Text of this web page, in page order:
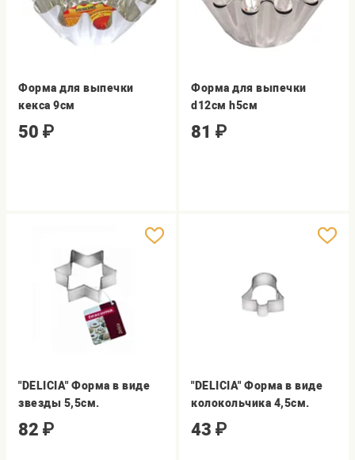
Форма для выпечки
кекса 9см
50 ₽
Форма для выпечки
d12см h5см
81 ₽
"DELICIA" Форма в виде
звезды 5,5см.
82 ₽
"DELICIA" Форма в виде
колокольчика 4,5см.
43 ₽